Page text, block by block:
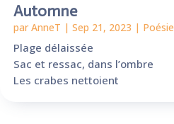
Automne
parAnneT | Sep 21, 2023 | Poésie
Plage délaissée
Sac et ressac, dans l’ombre
Les crabes nettoient